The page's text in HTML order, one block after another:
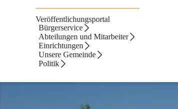
Veröffentlichungsportal
Bürgerservice
Abteilungen und Mitarbeiter
Einrichtungen
Unsere Gemeinde
Politik